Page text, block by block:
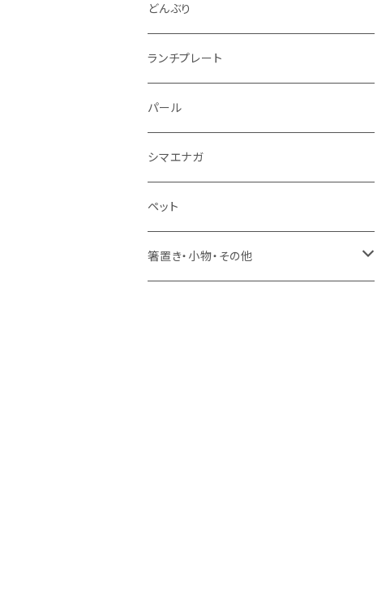
仕切り皿
小サイズ
マグカップ（大）
マグカップ（小）
湯のみ
ミニカップ
どんぶり
ランチプレート
パール
シマエナガ
ペット
箸置き・小物・その他